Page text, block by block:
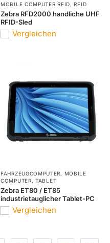
MOBILE COMPUTER RFID,RFID
Zebra RFD2000 handliche UHF
RFID-Sled
Vergleichen
FAHRZEUGCOMPUTER, MOBILE
COMPUTER,TABLET
Zebra ET80 / ET85
industrietauglicher Tablet-PC
Vergleichen